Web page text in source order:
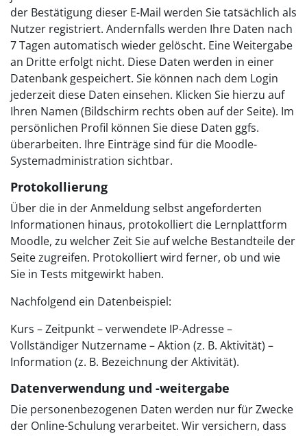
der Bestätigung dieser E-Mail werden Sie tatsächlich als
Nutzer registriert. Andernfalls werden Ihre Daten nach
7 Tagen automatisch wieder gelöscht. Eine Weitergabe
an Dritte erfolgt nicht. Diese Daten werden in einer
Datenbank gespeichert. Sie können nach dem Login
jederzeit diese Daten einsehen. Klicken Sie hierzu auf
Ihren Namen (Bildschirm rechts oben auf der Seite). Im
persönlichen Profil können Sie diese Daten ggfs.
überarbeiten. Ihre Einträge sind für die Moodle-
Systemadministration sichtbar.
Protokollierung
Über die in der Anmeldung selbst angeforderten
Informationen hinaus, protokolliert die Lernplattform
Moodle, zu welcher Zeit Sie auf welche Bestandteile der
Seite zugreifen. Protokolliert wird ferner, ob und wie
Sie in Tests mitgewirkt haben.
Nachfolgend ein Datenbeispiel:
Kurs – Zeitpunkt – verwendete IP-Adresse –
Vollständiger Nutzername – Aktion (z. B. Aktivität) –
Information (z. B. Bezeichnung der Aktivität).
Datenverwendung und -weitergabe
Die personenbezogenen Daten werden nur für Zwecke
der Online-Schulung verarbeitet. Wir versichern, dass